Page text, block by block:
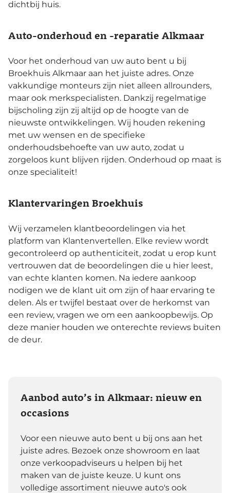
dichtbij huis.
Auto-onderhoud en -reparatie Alkmaar
Voor het onderhoud van uw auto bent u bij
Broekhuis Alkmaar aan het juiste adres. Onze
vakkundige monteurs zijn niet alleen allrounders,
maar ook merkspecialisten. Dankzij regelmatige
bijscholing zijn zij altijd op de hoogte van de
nieuwste ontwikkelingen. Wij houden rekening
met uw wensen en de specifieke
onderhoudsbehoefte van uw auto, zodat u
zorgeloos kunt blijven rijden. Onderhoud op maat is
onze specialiteit!
Klantervaringen Broekhuis
Wij verzamelen klantbeoordelingen via het
platform van Klantenvertellen. Elke review wordt
gecontroleerd op authenticiteit, zodat u erop kunt
vertrouwen dat de beoordelingen die u hier leest,
van echte klanten komen. Na iedere aankoop
nodigen we de klant uit om zijn of haar ervaring te
delen. Als er twijfel bestaat over de herkomst van
een review, vragen we om een aankoopbewijs. Op
deze manier houden we onterechte reviews buiten
de deur.
Aanbod auto’s in Alkmaar: nieuw en
occasions
Voor een nieuwe auto bent u bij ons aan het
juiste adres. Bezoek onze showroom en laat
onze verkoopadviseurs u helpen bij het
maken van de juiste keuze. U kunt ons
volledige assortiment nieuwe auto's ook